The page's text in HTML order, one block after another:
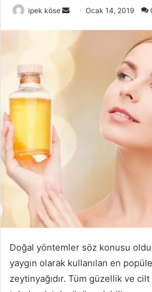
ipek köse
Bir
posta
Ocak 14, 2019
Doğal yöntemler söz konusu
yaygın olarak kullanılan en
zeytinyağıdır. Tüm güzellik ve cilt